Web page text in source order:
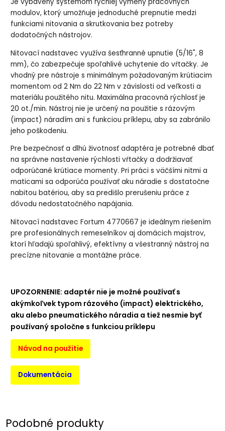
modulov, ktorý umožňuje jednoduché prepnutie medzi
funkciami nitovania a skrutkovania bez potreby
dodatočných nástrojov.
Nitovací nadstavec využíva šesťhranné upnutie (5/16", 8
mm), čo zabezpečuje spoľahlivé uchytenie do vŕtačky. Je
vhodný pre nástroje s minimálnym požadovaným krútiacim
momentom od 2 Nm do 22 Nm v závislosti od veľkosti a
materiálu použitého nitu. Maximálna pracovná rýchlosť je
20 ot./min. Nástroj nie je určený na použitie s rázovým
(impact) náradím ani s funkciou príklepu, aby sa zabránilo
jeho poškodeniu.
Pre bezpečnosť a dlhú životnosť adaptéra je potrebné dbať
na správne nastavenie rýchlosti vŕtačky a dodržiavať
odporúčané krútiace momenty. Pri práci s väčšími nitmi a
maticami sa odporúča používať aku náradie s dostatočne
nabitou batériou, aby sa predišlo prerušeniu práce z
dôvodu nedostatočného napájania.
Nitovací nadstavec Fortum 4770667 je ideálnym riešením
pre profesionálnych remeselníkov aj domácich majstrov,
ktorí hľadajú spoľahlivý, efektívny a všestranný nástroj na
precízne nitovanie a montážne práce.
UPOZORNENIE: adaptér nie je možné používať s
akýmkoľvek typom rázového (impact) elektrického,
aku alebo pneumatického náradia a tiež nesmie byť
používaný spoločne s funkciou príklepu
Návod na použitie
Dokumentácia
Podobné produkty